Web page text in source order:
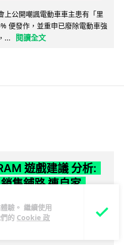
驗。 繼續使用
的 Cookie 政
上公開嘲諷電動車車主患有「里
便發作，並重申已廢除電動車強
...
閱讀全文
遊戲建議 分析:
售鋪路 連自家
到
網站上，對遊戲玩家要為電腦配
微軟同時新推出的 8GB RAM 入